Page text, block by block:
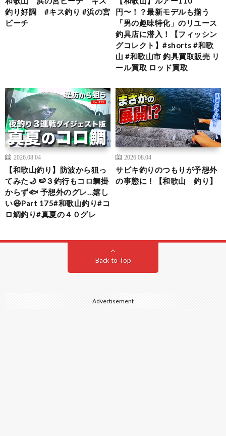
釣り好調 #キス釣り #浜の宮
ビーチ
円〜！？最新モデルも揃う
「男の趣味特化」のリユース
釣具店に潜入！【フィッシン
グコレクト】#shorts #和歌
山 #和歌山市 釣具買取販売 リ
ール買取 ロッド買取
2026.08.04
【和歌山釣り】防波から狙っ
てみた🌙 🍉３釣行もコロ鯛掛
からず🐟 予想外のグレ…嬉し
い😆Part 175#和歌山釣り#コ
ロ鯛釣り#真夏の４０グレ
2026.08.04
サビキ釣りのつもりが予想外
の事態に！【和歌山 釣り】
Back to Top
Advertisement